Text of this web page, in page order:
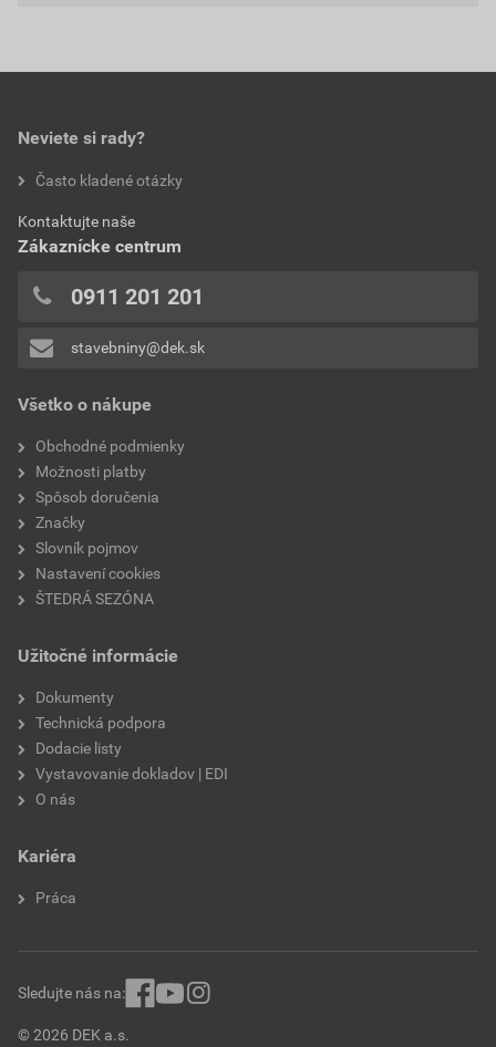
0,0
hodnotilo 0 užívateľov
Pridávať hodnotenie môže iba prihlásený užívateľ.
Všetko o nákupe
Obchodné podmienky
Možnosti platby
Spôsob doručenia
Značky
Slovník pojmov
Nastavení cookies
ŠTEDRÁ SEZÓNA
Užitočné informácie
Dokumenty
Technická podpora
Dodacie listy
Vystavovanie dokladov | EDI
O nás
Kariéra
Práca
Neviete si rady?
Často kladené otázky
Kontaktujte naše
Zákaznícke centrum
0911 201 201
stavebniny@dek.sk
© 2026 DEK a.s.
Sledujte nás na: